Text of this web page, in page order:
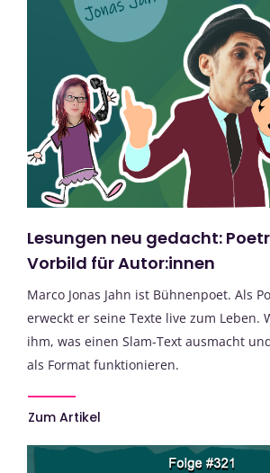
Lesungen neu gedacht:
Vorbild für Autor:innen
Marco Jonas Jahn ist Bühnenpoet. Als
erweckt er seine Texte live zum Leben.
ihm, was einen Slam-Text ausmacht
als Format funktionieren.
Zum Artikel